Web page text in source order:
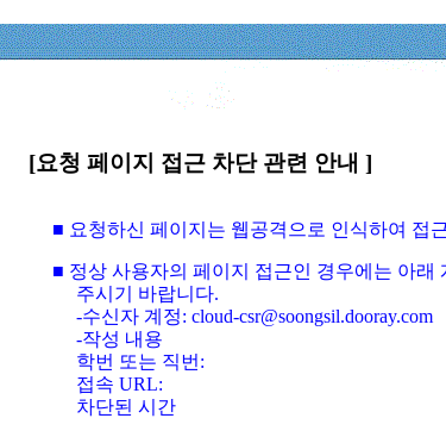
[요청 페이지 접근 차단 관련 안내 ]
■ 요청하신 페이지는 웹공격으로 인식하여 접
■ 정상 사용자의 페이지 접근인 경우에는 아래
주시기 바랍니다.
-수신자 계정: cloud-csr@soongsil.dooray.com
-작성 내용
학번 또는 직번:
접속 URL:
차단된 시간